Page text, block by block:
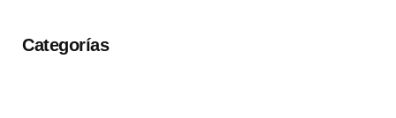
Categorías